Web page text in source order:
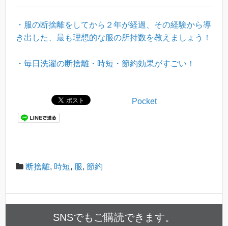
・服の断捨離をしてから２年が経過、その経験から導
き出した、最も理想的な服の所持数を教えましょう！
・毎日洗濯の断捨離・時短・節約効果がすごい！
Pocket
断捨離, 時短, 服, 節約
SNSでもご購読できます。